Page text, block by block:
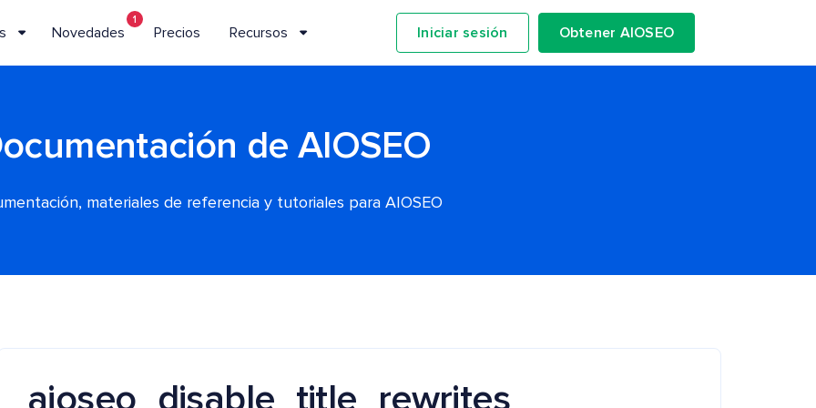
Novedades
1
Precios Recursos Iniciar sesión Obtener AIOSEO
de AIOSEO
materiales de referencia y tutoriales para AIOSEO
aioseo_disable_title_rewrites